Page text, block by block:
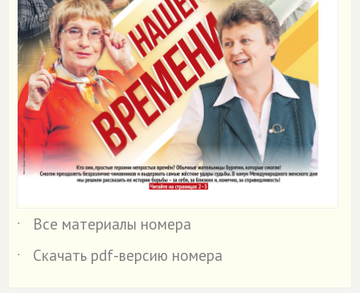
˙
Все материалы номера
˙
Скачать pdf-версию номера